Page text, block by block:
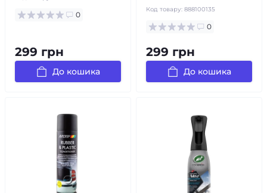
0
299 грн
До кошика
Код товару: 888100135
0
299 грн
До кошика